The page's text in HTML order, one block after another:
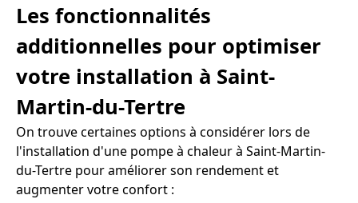
Les fonctionnalités
additionnelles pour optimiser
votre installation à Saint-
Martin-du-Tertre
On trouve certaines options à considérer lors de
l'installation d'une pompe à chaleur à Saint-Martin-
du-Tertre pour améliorer son rendement et
augmenter votre confort :